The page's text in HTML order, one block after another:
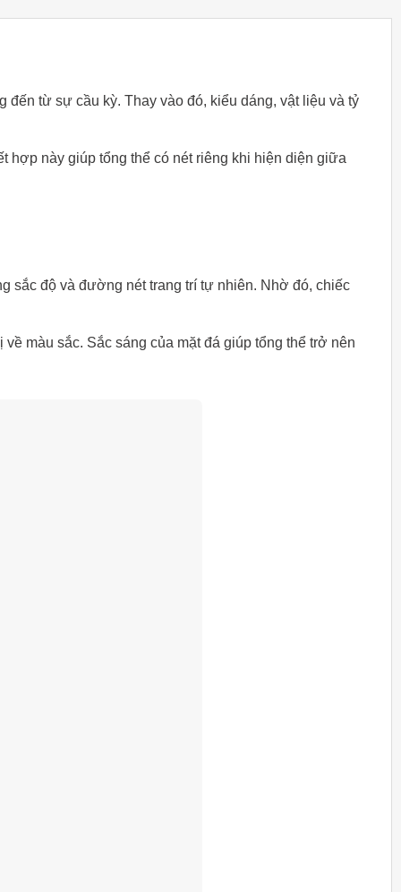
từ sự cầu kỳ. Thay vào đó, kiểu dáng, vật liệu và tỷ
hợp này giúp tổng thể có nét riêng khi hiện diện giữa
sắc độ và đường nét trang trí tự nhiên. Nhờ đó, chiếc
màu sắc. Sắc sáng của mặt đá giúp tổng thể trở nên